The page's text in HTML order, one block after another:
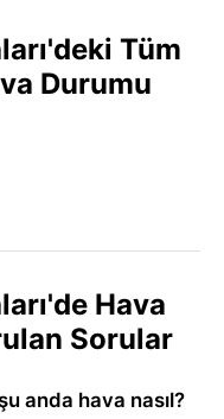
Tüm
Durumu
Hava
Sorular
anda hava nasıl?